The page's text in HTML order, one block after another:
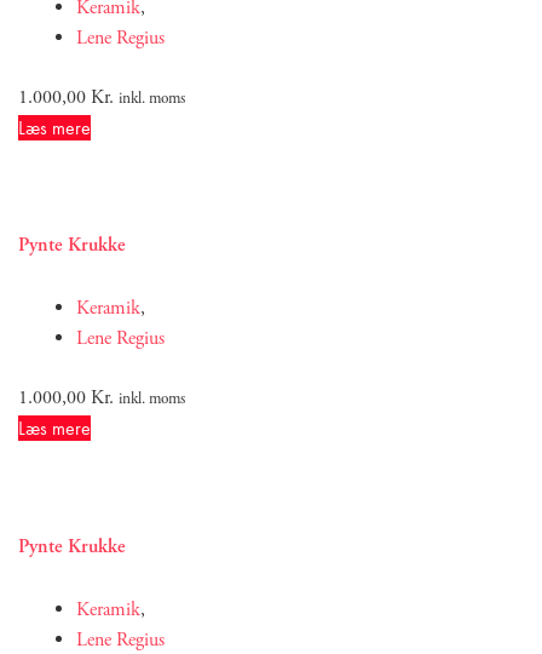
Keramik,
Lene Regius
1.000,00Kr. inkl. moms
Læs mere
Pynte Krukke
Keramik,
Lene Regius
1.000,00Kr. inkl. moms
Læs mere
Pynte Krukke
Keramik,
Lene Regius